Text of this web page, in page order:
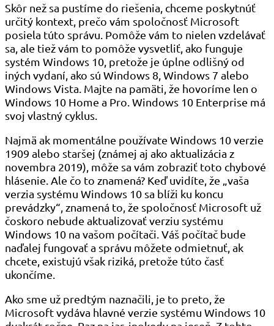
Skôr než sa pustíme do riešenia, chceme poskytnúť
určitý kontext, prečo vám spoločnosť Microsoft
posiela túto správu. Pomôže vám to nielen vzdelávať
sa, ale tiež vám to pomôže vysvetliť, ako funguje
systém Windows 10, pretože je úplne odlišný od
iných vydaní, ako sú Windows 8, Windows 7 alebo
Windows Vista. Majte na pamäti, že hovoríme len o
Windows 10 Home a Pro. Windows 10 Enterprise má
svoj vlastný cyklus.
Najmä ak momentálne používate Windows 10 verzie
1909 alebo staršej (známej aj ako aktualizácia z
novembra 2019), môže sa vám zobraziť toto chybové
hlásenie. Ale čo to znamená? Keď uvidíte, že „vaša
verzia systému Windows 10 sa blíži ku koncu
prevádzky“, znamená to, že spoločnosť Microsoft už
čoskoro nebude aktualizovať verziu systému
Windows 10 na vašom počítači. Váš počítač bude
naďalej fungovať a správu môžete odmietnuť, ak
chcete, existujú však riziká, pretože túto časť
ukončíme.
Ako sme už predtým naznačili, je to preto, že
Microsoft vydáva hlavné verzie systému Windows 10